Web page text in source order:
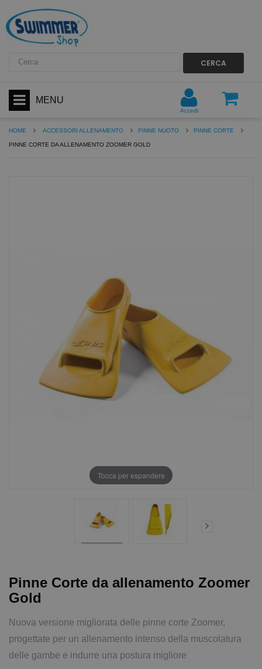
CERCA
MENU
Accedi
HOME ACCESSORI ALLENAMENTO PINNE NUOTO PINNE CORTE
PINNE CORTE DA ALLENAMENTO ZOOMER GOLD
Tocca per espandere
Pinne Corte da allenamento Zoomer
Gold
Nuova versione migliorata delle pinne corte Zoomer,
progettate per un allenamento intenso della muscolatura
delle gambe e indurre una postura migliore